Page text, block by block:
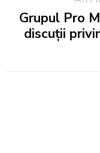
Grupul Pro
discuții